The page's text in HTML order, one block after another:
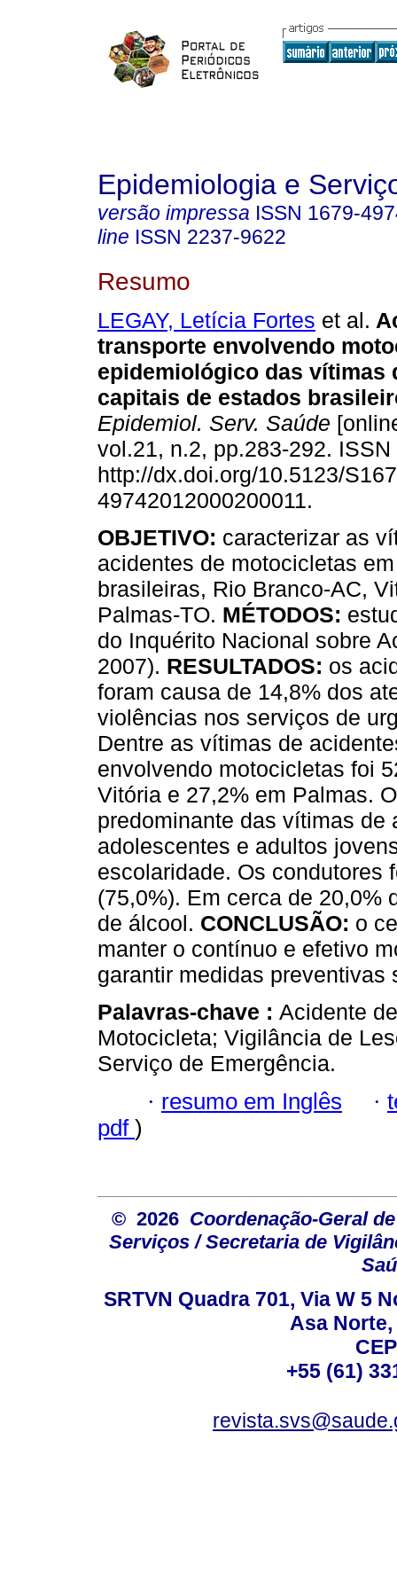
Epidemiologia e
versão impressa ISSN 1679-
line ISSN 2237-9622
Resumo
LEGAY, Letícia Fortes et al.
transporte envolvendo
epidemiológico das vítimas
capitais de estados
Epidemiol. Serv. Saúde
vol.21, n.2, pp.283-292.
http://dx.doi.org/10.5123/
49742012000200011.
OBJETIVO: caracterizar as
acidentes de motocicletas
brasileiras, Rio Branco-AC,
Palmas-TO. MÉTODOS:
do Inquérito Nacional sobre
2007). RESULTADOS: os
foram causa de 14,8% dos
violências nos serviços de
Dentre as vítimas de
envolvendo motocicletas foi
Vitória e 27,2% em Palmas.
predominante das vítimas
adolescentes e adultos
escolaridade. Os condutores
(75,0%). Em cerca de 20,0%
de álcool. CONCLUSÃO: o
manter o contínuo e efetivo
garantir medidas preventivas
Palavras-chave : Acidente
Motocicleta; Vigilância de
Serviço de Emergência.
· resumo em Inglês ·
pdf )
© 2026 Coordenação-Geral
Serviços / Secretaria de
SRTVN Quadra 701, Via W 5
Asa
+55 (61)